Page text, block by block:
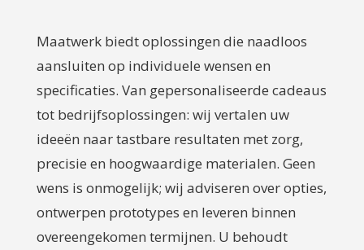
Maatwerk biedt oplossingen die naadloos
aansluiten op individuele wensen en
specificaties. Van gepersonaliseerde cadeaus
tot bedrijfsoplossingen: wij vertalen uw
ideeën naar tastbare resultaten met zorg,
precisie en hoogwaardige materialen. Geen
wens is onmogelijk; wij adviseren over opties,
ontwerpen prototypes en leveren binnen
overeengekomen termijnen. U behoudt